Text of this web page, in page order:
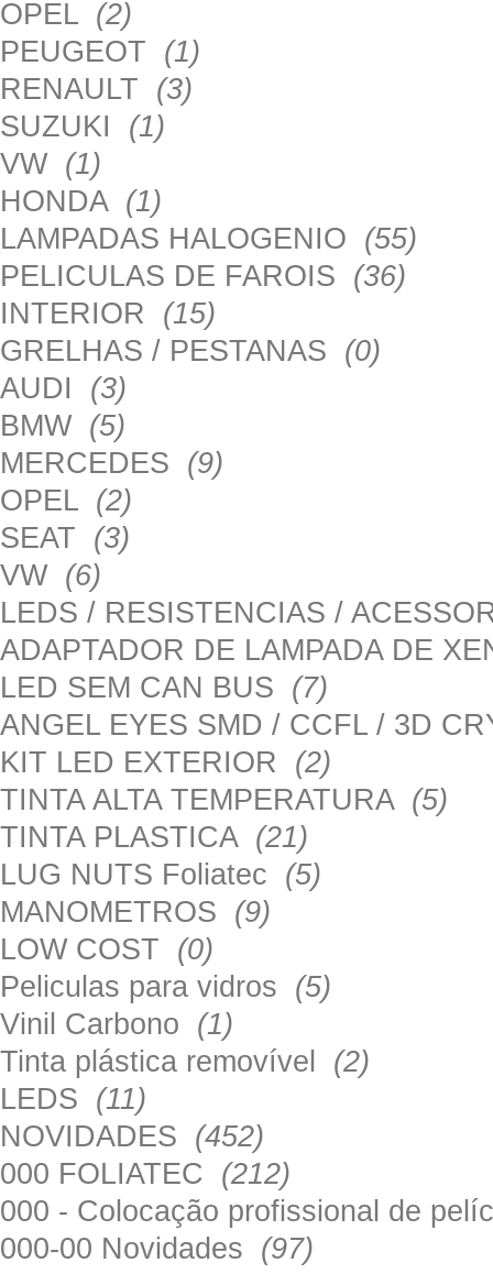
OPEL (2)
PEUGEOT (1)
RENAULT (3)
SUZUKI (1)
VW (1)
HONDA (1)
LAMPADAS HALOGENIO (55)
PELICULAS DE FAROIS (36)
INTERIOR (15)
GRELHAS / PESTANAS (0)
AUDI (3)
BMW (5)
MERCEDES (9)
OPEL (2)
SEAT (3)
VW (6)
LEDS / RESISTENCIAS /
ADAPTADOR DE LAMPADA DE
LED SEM CAN BUS (7)
ANGEL EYES SMD / CCFL / 3D
KIT LED EXTERIOR (2)
TINTA ALTA TEMPERATURA (5)
TINTA PLASTICA (21)
LUG NUTS Foliatec (5)
MANOMETROS (9)
LOW COST (0)
Peliculas para vidros (5)
Vinil Carbono (1)
Tinta plástica removível (2)
LEDS (11)
NOVIDADES (452)
000 FOLIATEC (212)
000 - Colocação profissional de
000-00 Novidades (97)